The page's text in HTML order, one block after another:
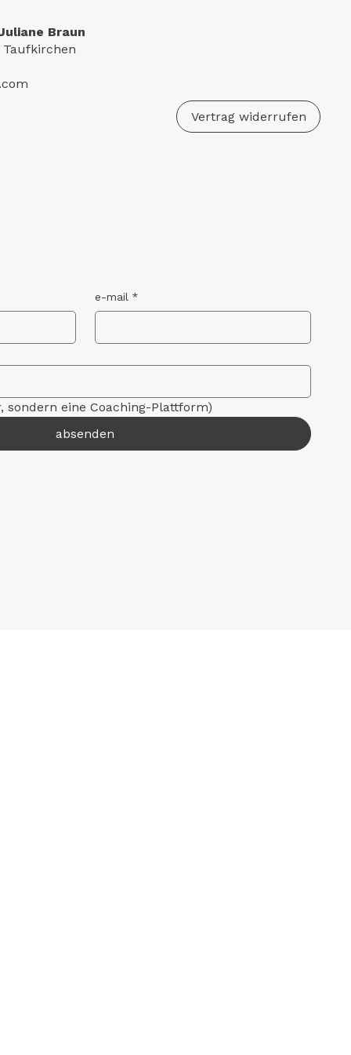
Braun
Taufkirchen
Vertrag widerrufen
e-mail *
sondern eine Coaching-Plattform)
absenden